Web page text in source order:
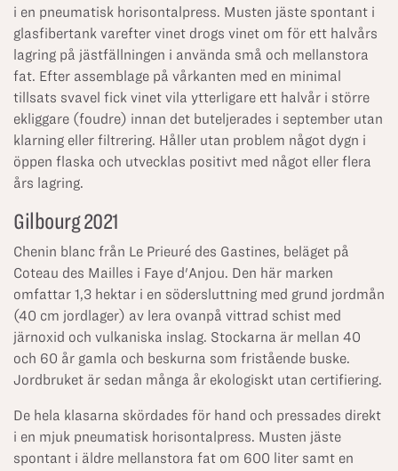
i en pneumatisk horisontalpress. Musten jäste spontant i
glasfibertank varefter vinet drogs vinet om för ett halvårs
lagring på jästfällningen i använda små och mellanstora
fat. Efter assemblage på vårkanten med en minimal
tillsats svavel fick vinet vila ytterligare ett halvår i större
ekliggare (foudre) innan det buteljerades i september utan
klarning eller filtrering. Håller utan problem något dygn i
öppen flaska och utvecklas positivt med något eller flera
års lagring.
Gilbourg 2021
Chenin blanc från Le Prieuré des Gastines, beläget på
Coteau des Mailles i Faye d'Anjou. Den här marken
omfattar 1,3 hektar i en södersluttning med grund jordmån
(40 cm jordlager) av lera ovanpå vittrad schist med
järnoxid och vulkaniska inslag. Stockarna är mellan 40
och 60 år gamla och beskurna som fristående buske.
Jordbruket är sedan många år ekologiskt utan certifiering.
De hela klasarna skördades för hand och pressades direkt
i en mjuk pneumatisk horisontalpress. Musten jäste
spontant i äldre mellanstora fat om 600 liter samt en